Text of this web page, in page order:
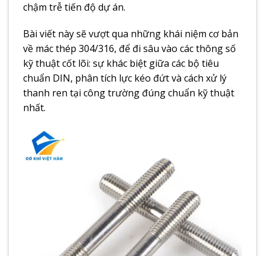
chậm trễ tiến độ dự án.
Bài viết này sẽ vượt qua những khái niệm cơ bản
về mác thép 304/316, để đi sâu vào các thông số
kỹ thuật cốt lõi: sự khác biệt giữa các bộ tiêu
chuẩn DIN, phân tích lực kéo đứt và cách xử lý
thanh ren tại công trường đúng chuẩn kỹ thuật
nhất.